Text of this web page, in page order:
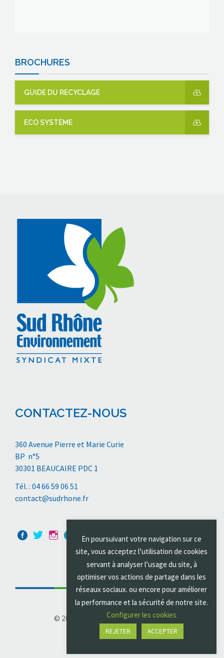
BROCHURES
GUIDE DU RECYCLAGE
ECO SYSTÈME
CONTACTEZ-NOUS
360 Avenue Pierre et Marie Curie
BP n°5
30301 BEAUCAIRE PDC 1
Tél. : 04 66 59 06 51
contact@sudrhone.fr
© 2021 Sud Rhône Environnement
Mentions légales
En poursuivant votre navigation sur ce
site, vous acceptez l’utilisation de cookies
servant à analyser l’usage du site, à
optimiser vos actions de partage dans les
réseaux sociaux. ou encore pour améliorer
la performance et la sécurité de notre site.
Configurer les cookies
REJETER ACCEPTER